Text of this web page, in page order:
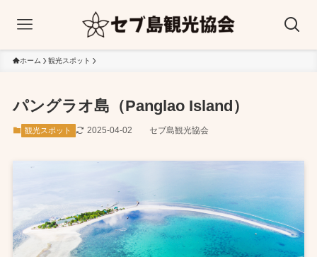
ホーム 観光スポット
パングラオ島（Panglao Island）
観光スポット 2025-04-02 セブ島観光協会